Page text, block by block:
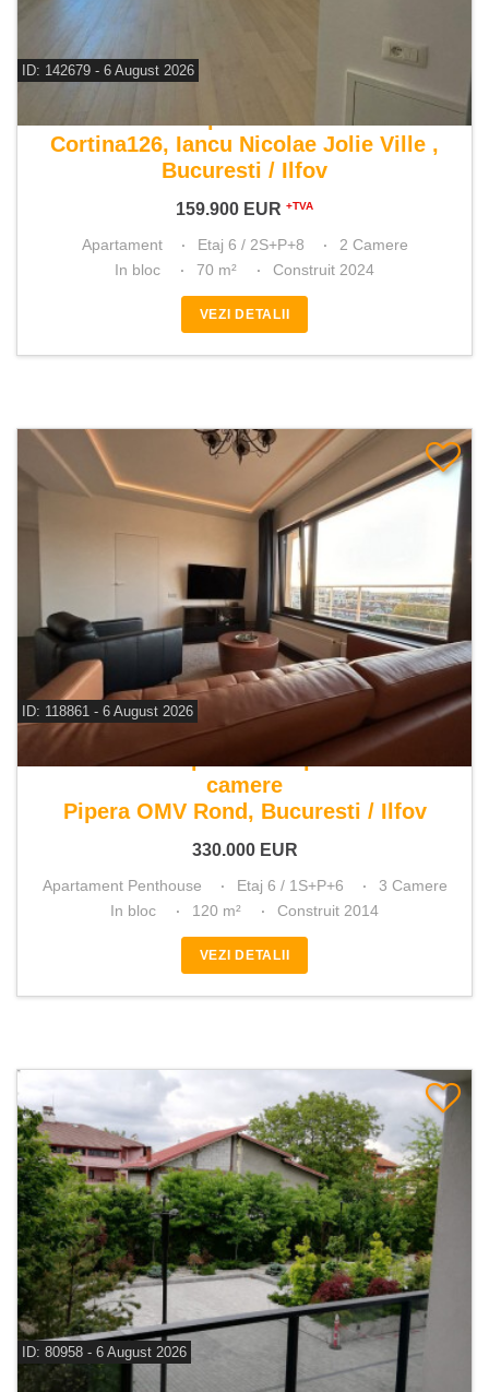
ID: 142679 - 6 August 2026
De vanzare apartament 2 camere
Cortina126, Iancu Nicolae Jolie Ville ,
Bucuresti / Ilfov
159.900 EUR +TVA
Apartament Etaj 6 / 2S+P+8
2 Camere
In bloc
70 m² Construit 2024
VEZI DETALII
ID: 118861 - 6 August 2026
De vanzare apartament penthouse 3
camere
Pipera OMV Rond, Bucuresti / Ilfov
330.000 EUR
Apartament Penthouse Etaj 6 / 1S+P+6
3 Camere
In bloc
120 m² Construit 2014
VEZI DETALII
ID: 80958 - 6 August 2026